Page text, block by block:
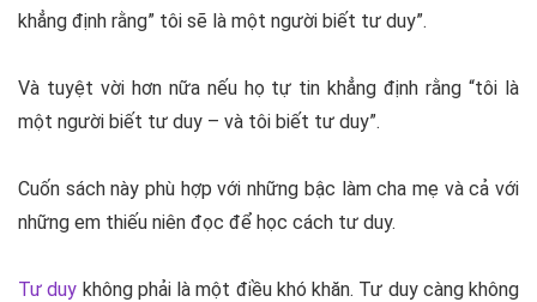
khẳng định rằng” tôi sẽ là một người biết tư duy”.
Và tuyệt vời hơn nữa nếu họ tự tin khẳng định rằng “tôi là
một người biết tư duy – và tôi biết tư duy”.
Cuốn sách này phù hợp với những bậc làm cha mẹ và cả với
những em thiếu niên đọc để học cách tư duy.
Tư duy không phải là một điều khó khăn. Tư duy càng không